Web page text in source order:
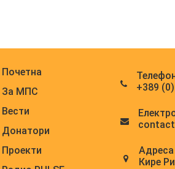
Почетна
За МПС
Вести
Донатори
Проекти
+389
Адреса
Кире